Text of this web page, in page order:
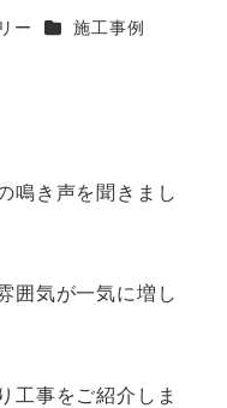
ー カテゴリー
施工事例
鳴き声を聞きまし
囲気が一気に増し
工事をご紹介しま